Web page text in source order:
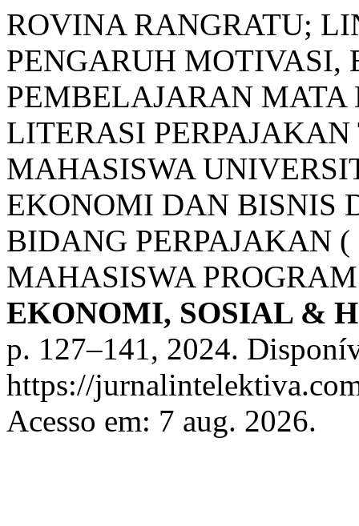
ROVINA RANGRATU;
PENGARUH MOTIVASI,
PEMBELAJARAN
LITERASI
MAHASISWA
EKONOMI DAN BISNIS
BIDANG PERPAJAKAN
MAHASISWA
EKONOMI, SOSIAL &
p. 127–141, 2024.
https://
Acesso em: 7 aug. 2026.